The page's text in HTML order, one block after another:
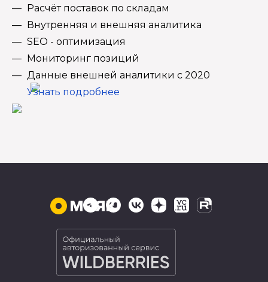
Расчёт поставок по складам
Внутренняя и внешняя аналитика
SEO - оптимизация
Мониторинг позиций
Данные внешней аналитики с 2020
Узнать подробнее